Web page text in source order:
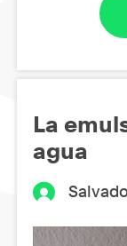
La
agua